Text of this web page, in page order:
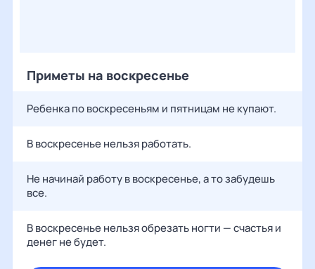
Приметы на воскресенье
Ребенка по воскресеньям и пятницам не купают.
В воскресенье нельзя работать.
Не начинай работу в воскресенье, а то забудешь
все.
В воскресенье нельзя обрезать ногти — счастья и
денег не будет.